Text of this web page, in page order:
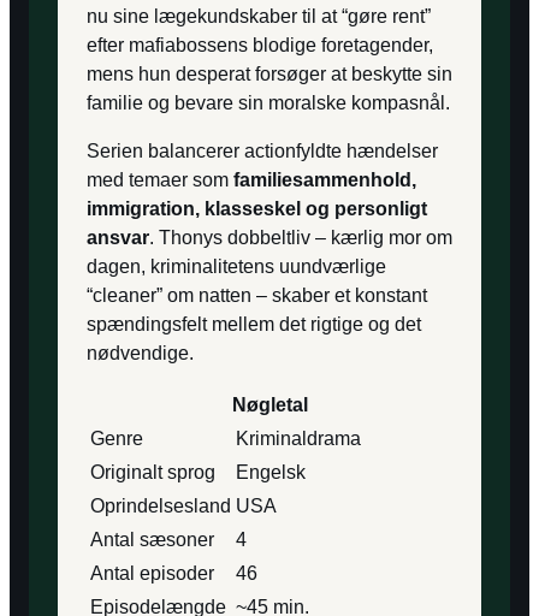
nu sine lægekundskaber til at “gøre rent”
efter mafiabossens blodige foretagender,
mens hun desperat forsøger at beskytte sin
familie og bevare sin moralske kompasnål.
Serien balancerer actionfyldte hændelser
med temaer som familiesammenhold,
immigration, klasseskel og personligt
ansvar. Thonys dobbeltliv – kærlig mor om
dagen, kriminalitetens uundværlige
“cleaner” om natten – skaber et konstant
spændingsfelt mellem det rigtige og det
nødvendige.
Nøgletal
Genre
Kriminaldrama
Originalt sprog
Engelsk
Oprindelsesland USA
Antal sæsoner
4
Antal episoder
46
Episode­længde ~45 min.